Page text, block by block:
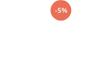
Cafea Instant -5%